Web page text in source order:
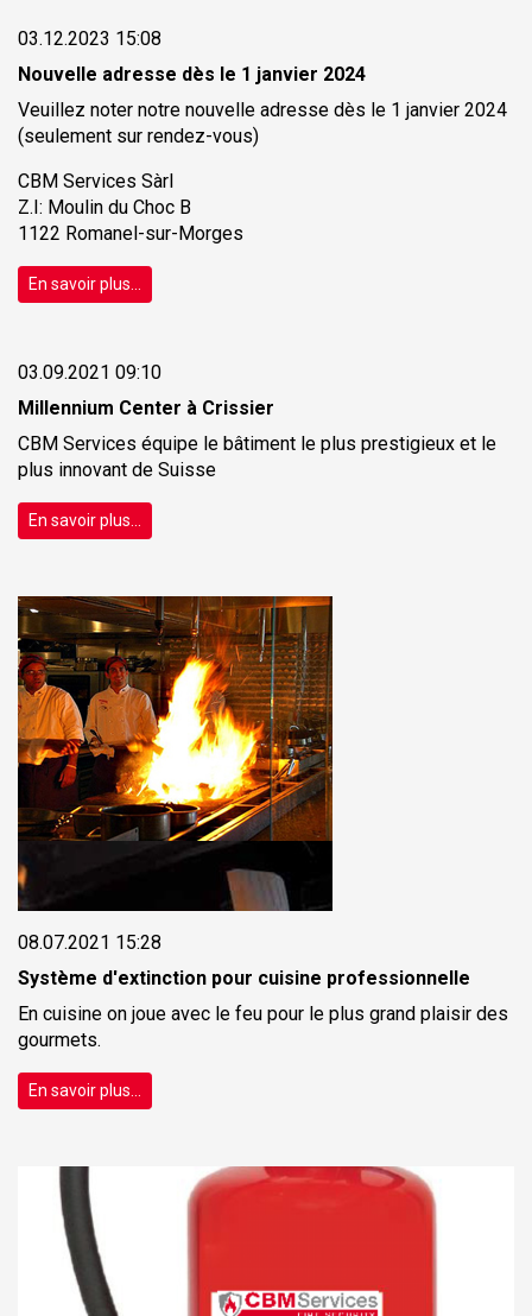
03.12.2023 15:08
Nouvelle adresse dès le 1 janvier 2024
Veuillez noter notre nouvelle adresse dès le 1 janvier 2024
(seulement sur rendez-vous)
CBM Services Sàrl
Z.I: Moulin du Choc B
1122 Romanel-sur-Morges
En savoir plus...
03.09.2021 09:10
Millennium Center à Crissier
CBM Services équipe le bâtiment le plus prestigieux et le
plus innovant de Suisse
En savoir plus...
08.07.2021 15:28
Système d'extinction pour cuisine professionnelle
En cuisine on joue avec le feu pour le plus grand plaisir des
gourmets.
En savoir plus...